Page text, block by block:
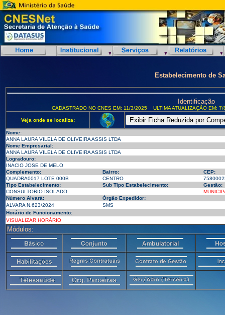
Estabelecimento de
Identificação
CADASTRADO NO CNES EM: 11/3/2025 ULTIMA ATUALIZAÇÃO EM:
Veja onde se localiza:
Nome:
ANNA LAURA VILELA DE OLIVEIRA ASSIS LTDA
Nome Empresarial:
ANNA LAURA VILELA DE OLIVEIRA ASSIS LTDA
Logradouro:
INACIO JOSE DE MELO
Complemento:
Bairro:
CEP:
QUADRA0017 LOTE 000B
CENTRO
Tipo Estabelecimento:
Sub Tipo Estabelecimento:
Gestão:
CONSULTORIO ISOLADO
Número Alvará:
Órgão Expedidor:
ALVARA N.623/2024
SMS
Horário de Funcionamento:
VISUALIZAR HORÁRIO
Módulos: